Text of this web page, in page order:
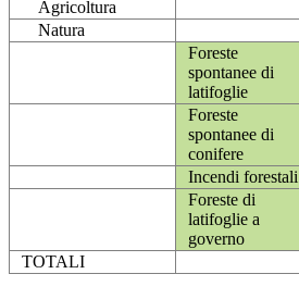
Agricoltura
Natura
Foreste
spontanee di
latifoglie
Foreste
spontanee di
conifere
Incendi forestali
Foreste di
latifoglie a
governo
TOTALI